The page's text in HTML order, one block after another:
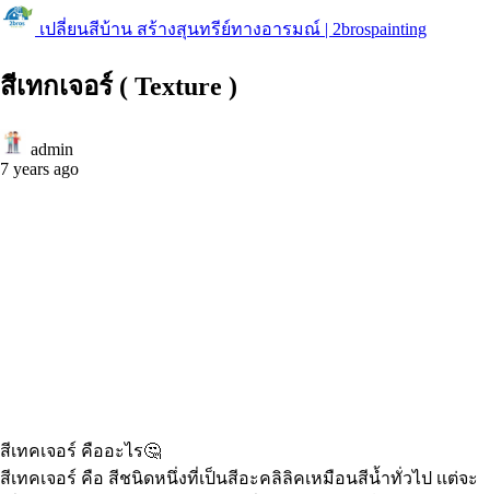
เปลี่ยนสีบ้าน สร้างสุนทรีย์ทางอารมณ์ | 2brospainting
สีเทกเจอร์ ( Texture )
admin
7 years ago
สีเทคเจอร์ คืออะไร🤔
สีเทคเจอร์ คือ สีชนิดหนึ่งที่เป็นสีอะคลิลิคเหมือนสีน้ำทั่วไป เเต่จะ